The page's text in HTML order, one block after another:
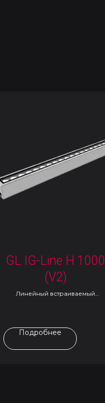
GL IG-Line H 1000
(V2)
Линейный встраиваемый
Подробнее